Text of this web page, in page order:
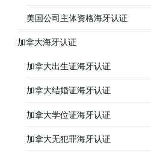
美国公司主体资格海牙认证
加拿大海牙认证
加拿大出生证海牙认证
加拿大结婚证海牙认证
加拿大学位证海牙认证
加拿大无犯罪海牙认证